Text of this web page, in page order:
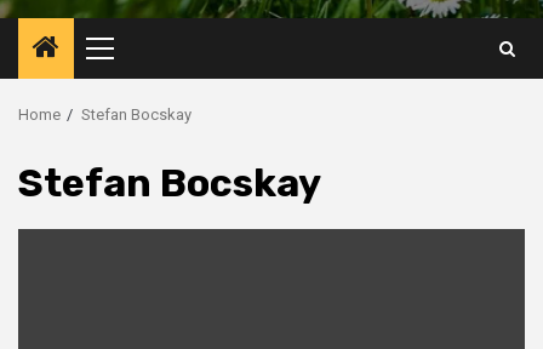
Primary
Menu
Home Stefan Bocskay
Stefan Bocskay